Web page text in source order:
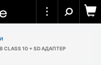
CLASS 10 + SD АДАПТЕР